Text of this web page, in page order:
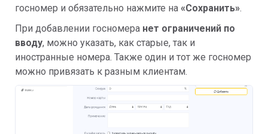
госномер и обязательно нажмите на «Сохранить».
При добавлении госномера нет ограничений по
вводу, можно указать, как старые, так и
иностранные номера. Также один и тот же госномер
можно привязать к разным клиентам.